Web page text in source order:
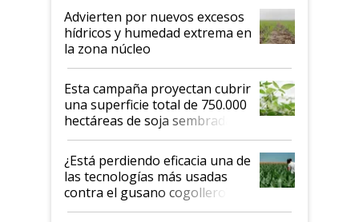
Advierten por nuevos excesos
hídricos y humedad extrema en
la zona núcleo
Esta campaña proyectan cubrir
una superficie total de 750.000
hectáreas de soja sembradas
con una nueva generación de
variedades que marcan un
salto tecnológico en genética y
rendimiento
¿Está perdiendo eficacia una de
las tecnologías más usadas
contra el gusano cogollero? El
desafío de una tecnología clave